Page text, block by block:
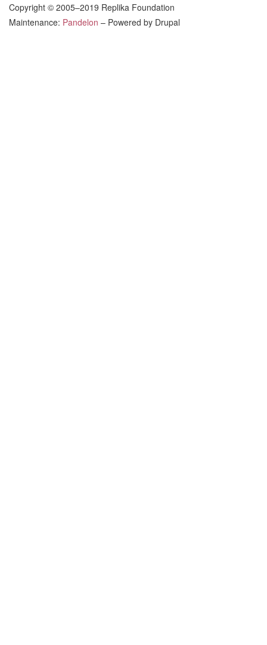
Copyright © 2005–2019 Replika Foundation
Maintenance: Pandelon – Powered by Drupal